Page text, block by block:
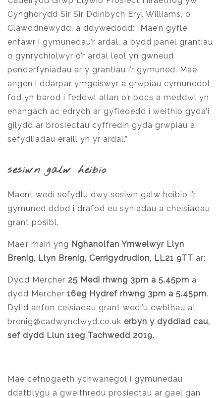
Cynghorydd Sir Sir Ddinbych Eryl Williams, o
Clawddnewydd, a ddywedodd: “Mae’n gyfle
enfawr i gymunedau’r ardal, a bydd panel grantiau
o gynrychiolwyr o’r ardal leol yn gwneud
penderfyniadau ar y grantiau i’r gymuned. Mae
angen i ddarpar ymgeiswyr a grwpiau cymunedol
fod yn barod i feddwl allan o’r bocs a meddwl yn
ehangach ac edrych ar gyfleoedd i weithio gyda’i
gilydd ar brosiectau cyffredin gyda grwpiau a
sefydliadau eraill yn yr ardal.”
sesiwn galw heibio
Maent wedi sefydlu dwy sesiwn galw heibio i’r
gymuned ddod i drafod eu syniadau a cheisiadau
grant posibl.
Mae’r rhain yng Nghanolfan Ymwelwyr Llyn
Brenig, Llyn Brenig, Cerrigydrudion, LL21 9TT ar:
Dydd Mercher 25 Medi rhwng 3pm a 5.45pm a
dydd Mercher 16eg Hydref rhwng 3pm a 5.45pm.
Dylid anfon ceisiadau grant wedi’u cwblhau at
brenig@cadwynclwyd.co.uk erbyn y dyddiad cau,
sef dydd Llun 11eg Tachwedd 2019.
Mae cefnogaeth ychwanegol i gymunedau
ddatblygu a gweithredu prosiectau ar gael gan